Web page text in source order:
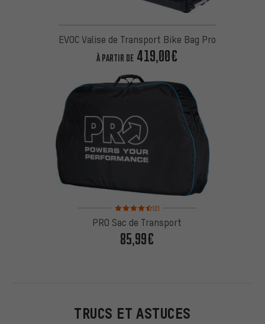
EVOC Valise de Transport Bike Bag Pro
À PARTIR DE419,00€
Note moyenne : 4,5 sur 5 d'après 2 avis
(2)
PRO Sac de Transport
85,99€
TRUCS ET ASTUCES